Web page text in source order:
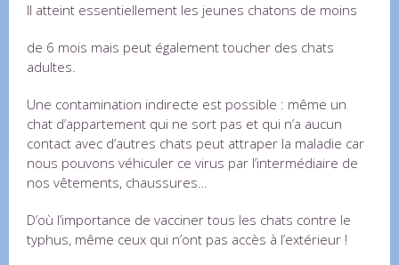
Il atteint essentiellement les jeunes chatons de moins
de 6 mois mais peut également toucher des chats
adultes.
Une contamination indirecte est possible : même un
chat d’appartement qui ne sort pas et qui n’a aucun
contact avec d’autres chats peut attraper la maladie car
nous pouvons véhiculer ce virus par l’intermédiaire de
nos vêtements, chaussures…
D’où l’importance de vacciner tous les chats contre le
typhus, même ceux qui n’ont pas accès à l’extérieur !